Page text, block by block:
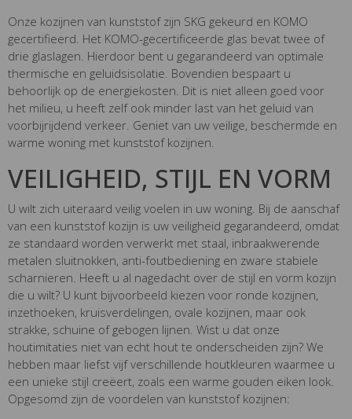
Onze kozijnen van kunststof zijn SKG gekeurd en KOMO
gecertifieerd. Het KOMO-gecertificeerde glas bevat twee of
drie glaslagen. Hierdoor bent u gegarandeerd van optimale
thermische en geluidsisolatie. Bovendien bespaart u
behoorlijk op de energiekosten. Dit is niet alleen goed voor
het milieu, u heeft zelf ook minder last van het geluid van
voorbijrijdend verkeer. Geniet van uw veilige, beschermde en
warme woning met kunststof kozijnen.
VEILIGHEID, STIJL EN VORM
U wilt zich uiteraard veilig voelen in uw woning. Bij de aanschaf
van een kunststof kozijn is uw veiligheid gegarandeerd, omdat
ze standaard worden verwerkt met staal, inbraakwerende
metalen sluitnokken, anti-foutbediening en zware stabiele
scharnieren. Heeft u al nagedacht over de stijl en vorm kozijn
die u wilt? U kunt bijvoorbeeld kiezen voor ronde kozijnen,
inzethoeken, kruisverdelingen, ovale kozijnen, maar ook
strakke, schuine of gebogen lijnen. Wist u dat onze
houtimitaties niet van echt hout te onderscheiden zijn? We
hebben maar liefst vijf verschillende houtkleuren waarmee u
een unieke stijl creëert, zoals een warme gouden eiken look.
Opgesomd zijn de voordelen van kunststof kozijnen: